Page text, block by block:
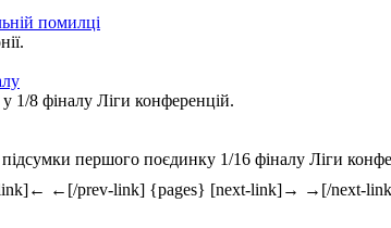
помилці
1/8 фіналу Ліги конференцій.
першого поєдинку 1/16 фіналу Ліги
←[/prev-link] {pages} [next-link]→ →[/next-